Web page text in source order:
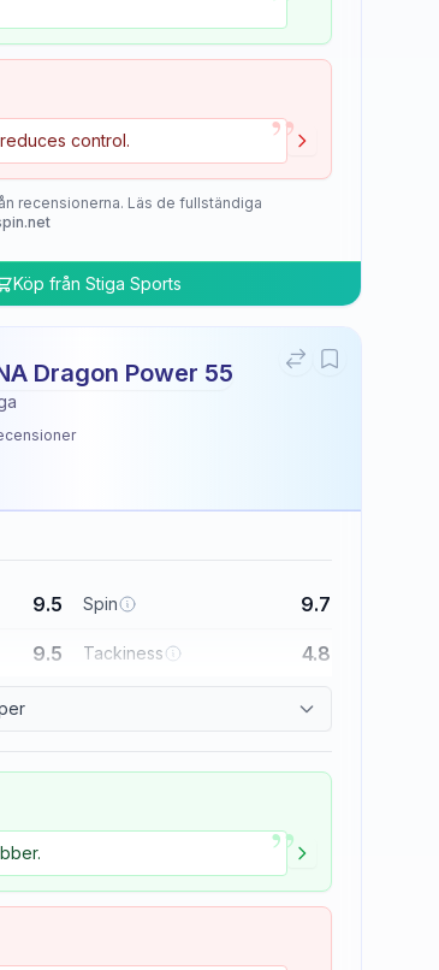
control. ”
recensionerna. Läs de fullständiga
Köp från Stiga Sports
Dragon Power 55
9.5 Spin 9.7
9.5 Tackiness 4.8
”